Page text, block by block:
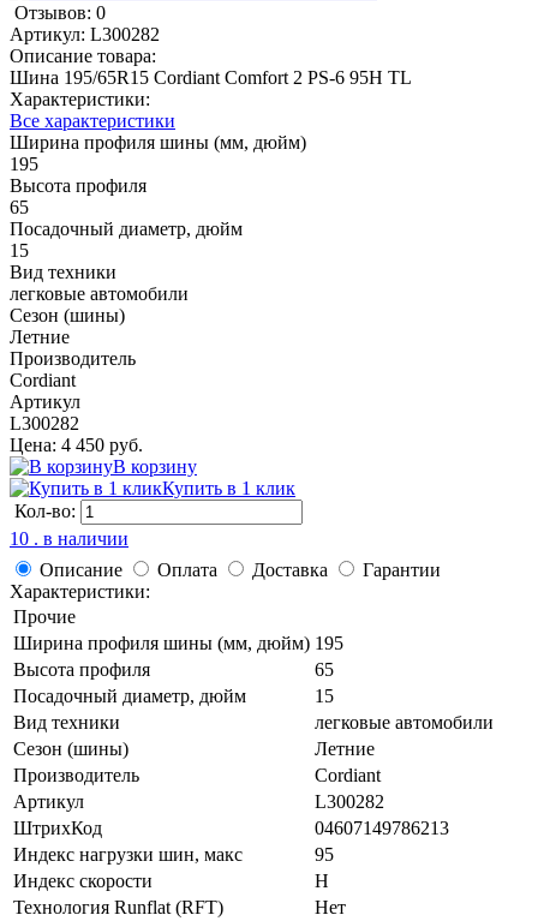
Отзывов: 0
Артикул: L300282
Описание товара:
Шина 195/65R15 Cordiant Comfort 2 PS-6 95H TL
Характеристики:
Все характеристики
Ширина профиля шины (мм, дюйм)
195
Высота профиля
65
Посадочный диаметр, дюйм
15
Вид техники
легковые автомобили
Сезон (шины)
Летние
Производитель
Cordiant
Артикул
L300282
Цена: 4 450 руб.
В корзину
Купить в 1 клик
Кол-во:
10 . в наличии
Описание
Оплата Доставка
Гарантии
Характеристики:
Прочие
Ширина профиля шины (мм, дюйм) 195
Высота профиля
65
Посадочный диаметр, дюйм
15
Вид техники
легковые автомобили
Сезон (шины)
Летние
Производитель
Cordiant
Артикул
L300282
ШтрихКод
04607149786213
Индекс нагрузки шин, макс
95
Индекс скорости
H
Технология Runflat (RFT)
Нет